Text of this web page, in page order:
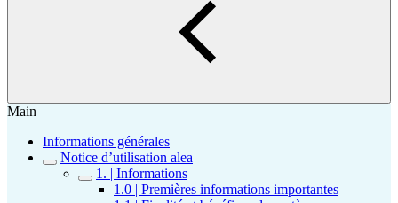
Main
Informations générales
Notice d’utilisation alea
1. | Informations
1.0 | Premières informations importantes